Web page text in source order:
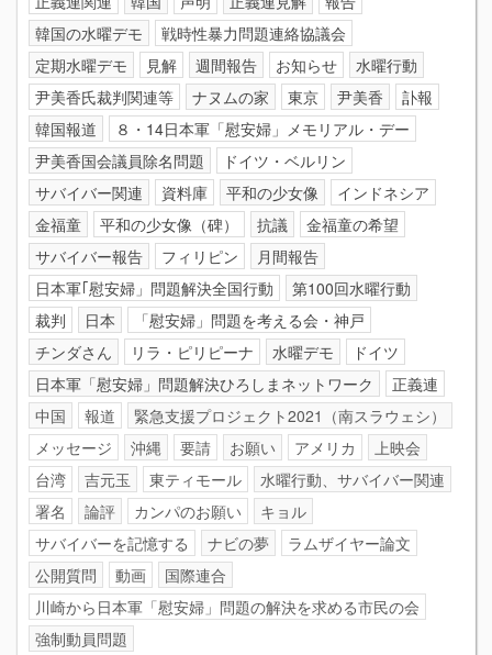
韓国の水曜デモ
戦時性暴力問題連絡協議会
定期水曜デモ
見解 週間報告 お知らせ
水曜行動
尹美香氏裁判関連等
ナヌムの家 東京 尹美香
訃報
韓国報道
８・14日本軍「慰安婦」メモリアル・デー
尹美香国会議員除名問題
ドイツ・ベルリン
サバイバー関連
資料庫 平和の少女像
インドネシア
金福童
平和の少女像（碑） 抗議
金福童の希望
サバイバー報告
フィリピン
月間報告
日本軍｢慰安婦」問題解決全国行動
第100回水曜行動
裁判
日本
「慰安婦」問題を考える会・神戸
チンダさん
リラ・ピリピーナ 水曜デモ
ドイツ
日本軍「慰安婦」問題解決ひろしまネットワーク
正義連
中国
報道
緊急支援プロジェクト2021（南スラウェシ）
メッセージ
沖縄 要請 お願い アメリカ
上映会
台湾
吉元玉 東ティモール
水曜行動、サバイバー関連
署名
論評 カンパのお願い
キョル
サバイバーを記憶する
ナビの夢
ラムザイヤー論文
公開質問
動画
国際連合
川崎から日本軍「慰安婦」問題の解決を求める市民の会
強制動員問題